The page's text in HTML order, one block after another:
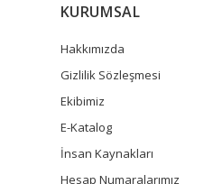
KURUMSAL
Hakkımızda
Gizlilik Sözleşmesi
Ekibimiz
E-Katalog
İnsan Kaynakları
Hesap Numaralarımız